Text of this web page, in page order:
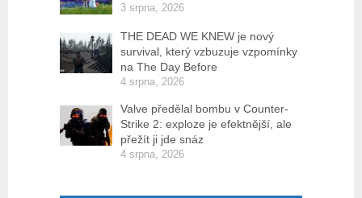
3 srpna, 2026
THE DEAD WE KNEW je nový
survival, který vzbuzuje vzpomínky
na The Day Before
4 srpna, 2026
Valve předělal bombu v Counter-
Strike 2: exploze je efektnější, ale
přežít ji jde snáz
4 srpna, 2026